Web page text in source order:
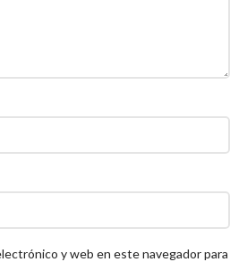
y web en este navegador para